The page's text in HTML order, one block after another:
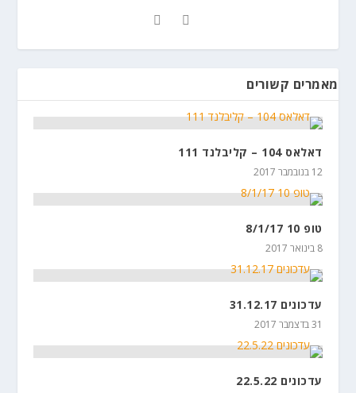
מאמרים קשורים
דאלאס 104 – קליבלנד 111
12 בנובמבר 2017
טופ 10 8/1/17
8 בינואר 2017
עדכונים 31.12.17
31 בדצמבר 2017
עדכונים 22.5.22